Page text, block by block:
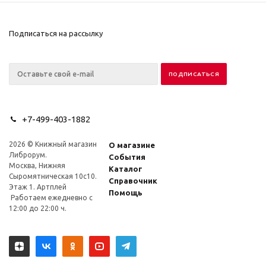
Подписаться на рассылку
+7-499-403-1882
2026 © Книжный магазин
Либрорум.
Москва, Нижняя
Сыромятническая 10с10.
Этаж 1. Артплей
Работаем ежедневно с
12:00 до 22:00 ч.
О магазине
События
Каталог
Справочник
Помощь